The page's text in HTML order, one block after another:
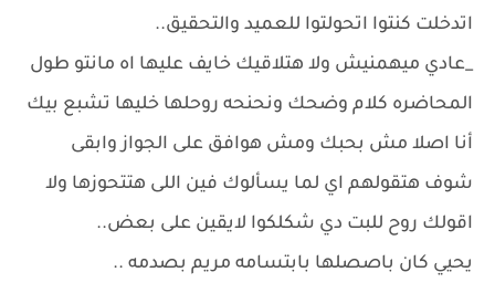
اتدخلت كنتوا اتحولتوا للعميد والتحقيق..
_عادي ميهمنيش ولا هتلاقيك خايف عليها اه مانتو طول
المحاضره كلام وضحك ونحنحه روحلها خليها تشبع بيك
أنا اصلا مش بحبك ومش هوافق على الجواز وابقى
شوف هتقولهم اي لما يسألوك فين اللى هتتحوزها ولا
اقولك روح للبت دي شكلكوا لايقين على بعض..
يحيي كان باصصلها بابتسامه مريم بصدمه ..